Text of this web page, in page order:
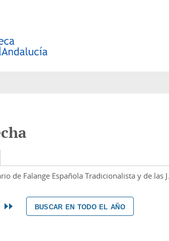
de Falange Española Tradicionalista y de las
buscar en todo el año